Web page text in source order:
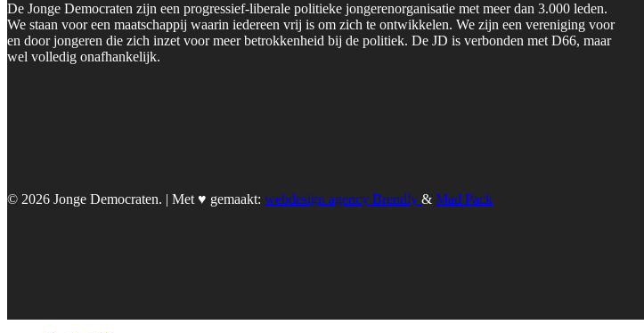
De Jonge Democraten zijn een progressief-liberale politieke jongerenorganisatie met meer dan 3.000 leden.
We staan voor een maatschappij waarin iedereen vrij is om zich te ontwikkelen. We zijn een vereniging voor
en door jongeren die zich inzet voor meer betrokkenheid bij de politiek. De JD is verbonden met D66, maar
wel volledig onafhankelijk.
© 2026 Jonge Democraten. | Met ♥︎ gemaakt: webdesign agency Brendly & Mad Pack